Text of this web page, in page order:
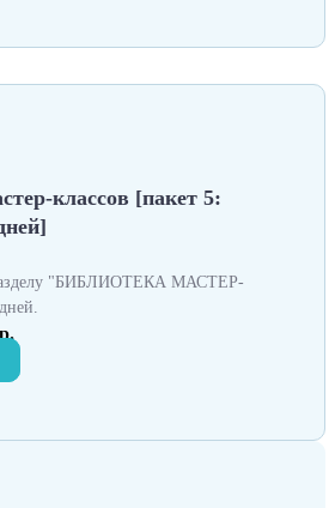
классов [пакет 5:
"БИБЛИОТЕКА МАСТЕР-